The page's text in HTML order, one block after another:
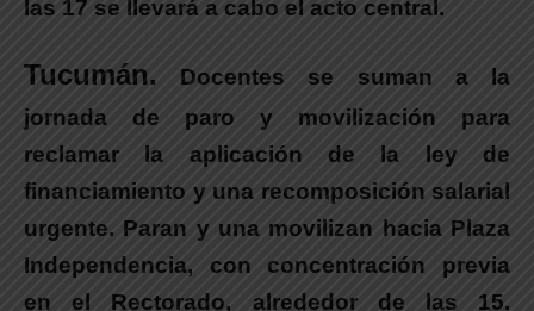
las 17 se llevará a cabo el acto central.
Tucumán. Docentes se suman a la
jornada de paro y movilización para
reclamar la aplicación de la ley de
financiamiento y una recomposición salarial
urgente. Paran y una movilizan hacia Plaza
Independencia, con concentración previa
en el Rectorado, alrededor de las 15.